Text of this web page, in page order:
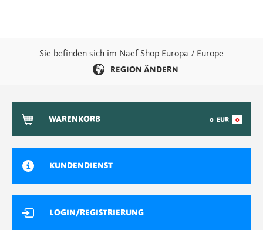
Sie befinden sich im Naef Shop Europa / Europe
REGION ÄNDERN
WARENKORB 0 EUR 0
KUNDENDIENST
LOGIN/REGISTRIERUNG